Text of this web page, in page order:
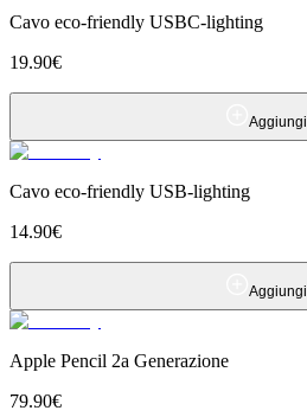
Cavo eco-friendly USBC-lighting
19.90€
Aggiungi
Cavo eco-friendly USB-lighting
14.90€
Aggiungi
Apple Pencil 2a Generazione
79.90€